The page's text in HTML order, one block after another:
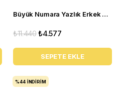
Büyük Numara Yazlık Erkek Ayakkabısı Utkan001 gri
₺4.577
₺11.440
SEPETE EKLE
%44 İNDIRIM